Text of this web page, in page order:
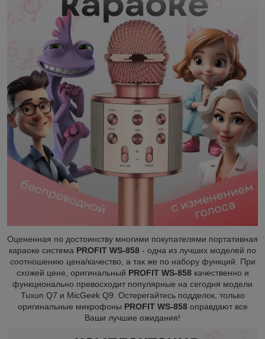
Оцененная по достоинству многими покупателями портативная
караоке система PROFIT WS-858 - одна из лучших моделей по
соотношению цена/качество, а так же по набору функций. При
схожей цене, оригинальный PROFIT WS-858 качественно и
функционально превосходит популярные на сегодня модели
Tuxun Q7 и MicGeek Q9. Остерегайтесь подделок, только
оригинальные микрофоны PROFIT WS-858оправдают все
Ваши лучшие ожидания!